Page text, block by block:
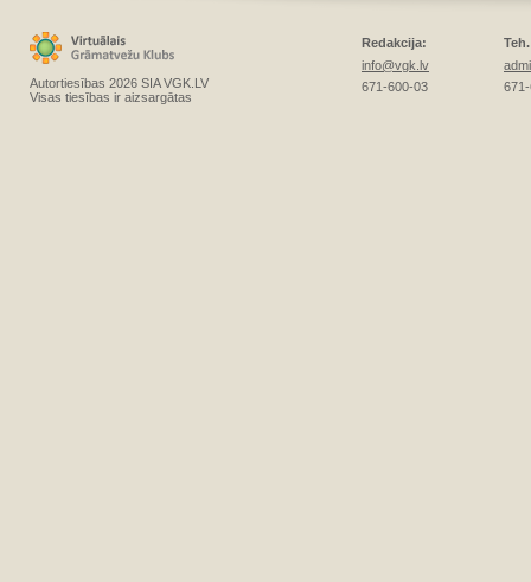
Autortiesības 2026 SIA VGK.LV
Visas tiesības ir aizsargātas
Redakcija:
info@vgk.lv
671-600-03